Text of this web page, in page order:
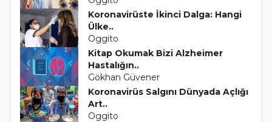
Koronavirüste İkinci Dalga: Hangi
Ülke..
Oggito
Kitap Okumak Bizi Alzheimer
Hastalığın..
Gökhan Güvener
Koronavirüs Salgını Dünyada Açlığı
Art..
Oggito